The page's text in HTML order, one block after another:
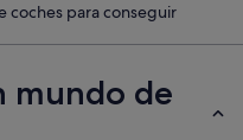
coches para conseguir
mundo de